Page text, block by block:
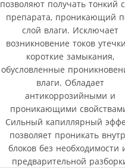
позволяют получать тонкий
препарата, проникающий
слой влаги. Исключает
возникновение токов
короткие замыкания,
обусловленные
влаги. Обладает
антикоррозийными и
проникающими
Сильный капиллярный
позволяет проникать
блоков без необходимости
предварительной